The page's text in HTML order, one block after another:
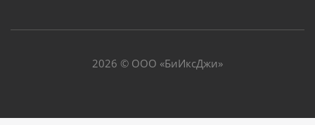
2026 © ООО «БиИксДжи»